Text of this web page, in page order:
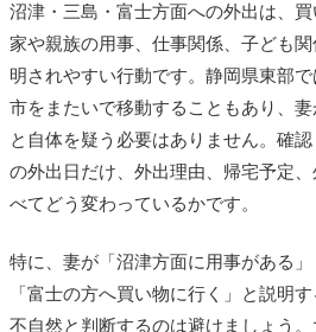
沼津・三島・富士方面への外出は、
家や親族の用事、仕事関係、子ども
明されやすい行動です。静岡県東部
市をまたいで移動することもあり、
と自体を疑う必要はありません。確
の外出日だけ、外出理由、帰宅予定
べてどう変わっているかです。
特に、妻が「沼津方面に用事がある」
「富士の方へ買い物に行く」と説明
不自然と判断するのは避けましょう